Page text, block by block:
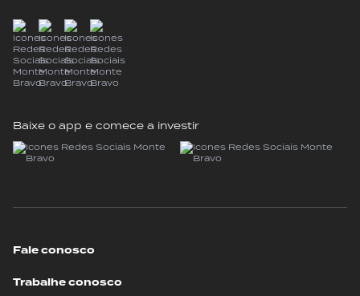
Baixe o app e comece a investir
Fale conosco
Trabalhe conosco